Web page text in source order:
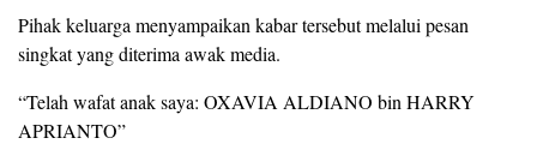
Pihak keluarga menyampaikan kabar tersebut melalui pesan
singkat yang diterima awak media.
“Telah wafat anak saya: OXAVIA ALDIANO bin HARRY
APRIANTO”